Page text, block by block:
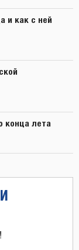
и как с ней
конца лета